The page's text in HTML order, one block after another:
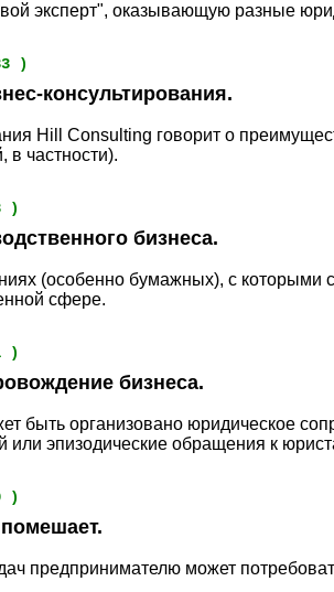
эксперт", оказывающую разные
)
консультирования.
Hill Consulting говорит о
в частности).
)
бизнеса.
(особенно бумажных), с которыми
сфере.
)
бизнеса.
быть организовано юридическое
эпизодические обращения к
)
предпринимателю может